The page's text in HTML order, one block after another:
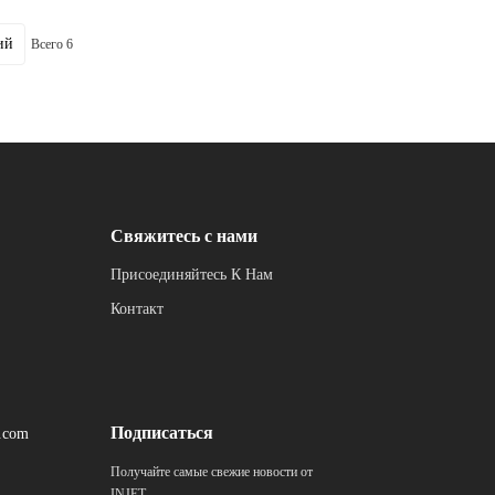
Всего 6
Свяжитесь с нами
Присоединяйтесь К Нам
Контакт
Подписаться
Получайте самые свежие новости от